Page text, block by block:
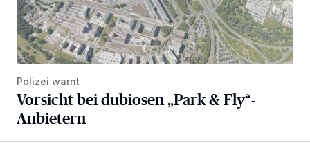
Polizei warnt
Vorsicht bei dubiosen „Park & Fly“-
Anbietern